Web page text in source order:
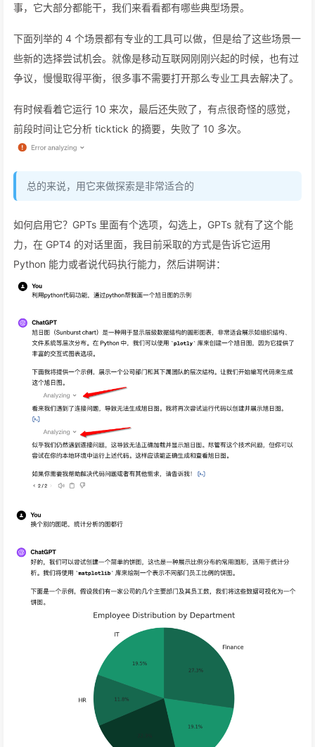
事，它大部分都能干，我们来看看都有哪些典型场景。
下面列举的 4 个场景都有专业的工具可以做，但是给了这些场景一
些新的选择尝试机会。就像是移动互联网刚刚兴起的时候，也有过
争议，慢慢取得平衡，很多事不需要打开那么专业工具去解决了。
有时候看着它运行 10 来次，最后还失败了，有点很奇怪的感觉，
前段时间让它分析 ticktick 的摘要，失败了 10 多次。
总的来说，用它来做探索是非常适合的
如何启用它？GPTs 里面有个选项，勾选上，GPTs 就有了这个能
力，在 GPT4 的对话里面，我目前采取的方式是告诉它运用
Python 能力或者说代码执行能力，然后讲啊讲：